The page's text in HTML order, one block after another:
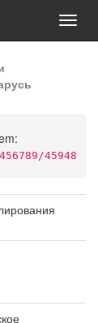
45948